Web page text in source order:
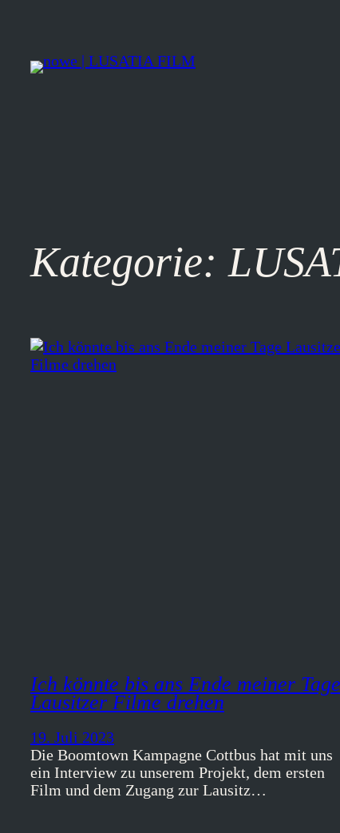
Kategorie:
Ich könnte bis ans Ende meiner Tage
Lausitzer Filme drehen
19. Juli 2023
Die Boomtown Kampagne Cottbus hat mit uns
ein Interview zu unserem Projekt, dem ersten
Film und dem Zugang zur Lausitz…